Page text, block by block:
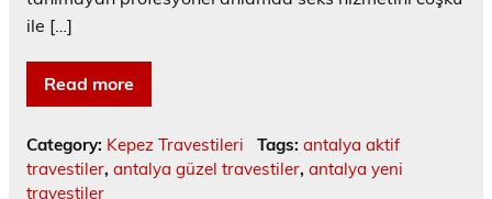
ile […]
Read more
Category: Kepez Travestileri Tags: antalya aktif
travestiler, antalya güzel travestiler, antalya yeni
travestiler